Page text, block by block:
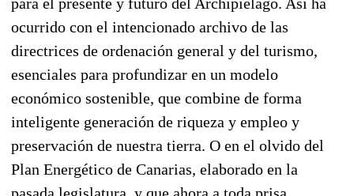
ocurrido con el intencionado archivo de las
directrices de ordenación general y del turismo,
esenciales para profundizar en un modelo
económico sostenible, que combine de forma
inteligente generación de riqueza y empleo y
preservación de nuestra tierra. O en el olvido del
Plan Energético de Canarias, elaborado en la